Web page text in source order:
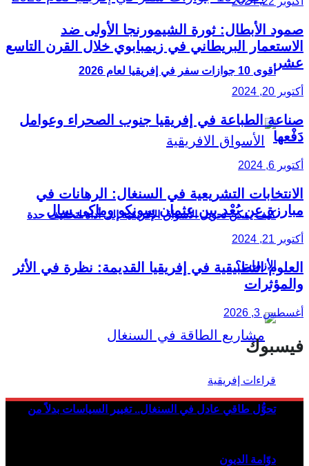
أقوى 10 جوازات سفر في إفريقيا لعام 2026
كيف يمكن تحويل الأسواق الإفريقية إلى أداة لتخفيف حدة
الأزمات؟
تحوُّل طاقي عادل في السنغال.. تغيير السياسات بدلاً من
دوّامة الديون
صمود الأبطال: ثورة الشيمورنجا الأولى ضد
الاستعمار البريطاني في زيمبابوي خلال القرن التاسع
عشر
أكتوبر 20, 2024
صناعة الطباعة في إفريقيا جنوب الصحراء وعوامل
دَفْعها
أكتوبر 6, 2024
الانتخابات التشريعية في السنغال: الرهانات في
مبارزة عن بُعْد بين عثمان سونكو وماكي سال
أكتوبر 21, 2024
العلوم التطبيقية في إفريقيا القديمة: نظرة في الأثر
والمؤثرات
أغسطس 3, 2026
فيسبوك